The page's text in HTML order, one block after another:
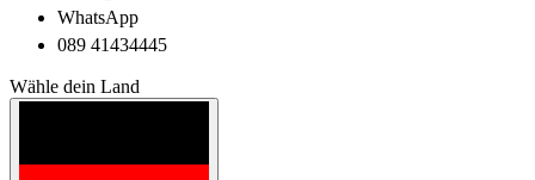
WhatsApp
089 41434445
Wähle dein Land